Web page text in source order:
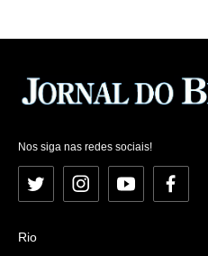
Nos siga nas redes sociais!
Twitter InstagramYouTube
Rio